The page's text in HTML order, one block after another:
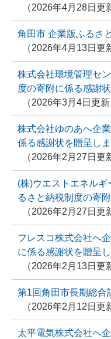
2026年4月28日更
角田市 企業版ふるさ
2026年4月13日更
株式会社環境管理セ
度の寄附に係る感謝
2026年3月4日更新
株式会社ゆのあへ企
係る感謝状を贈呈し
2026年2月27日更
(株)ウエストエネル
るさと納税制度の寄
2026年2月27日更
フレスコ株式会社へ
に係る感謝状を贈呈
2026年2月13日更
第1回角田市長期総合
2026年2月12日更
太平電気株式会社へ